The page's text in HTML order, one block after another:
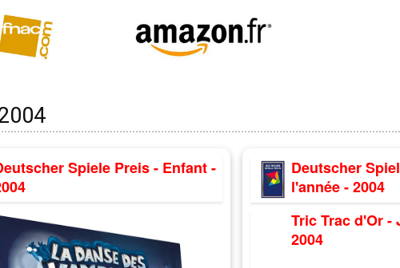
Spiele Preis - Enfant -
Deutscher
l'année - 2004
Tric Trac d'Or -
2004